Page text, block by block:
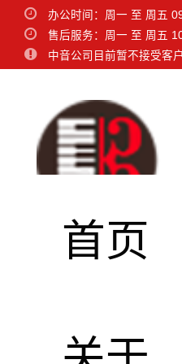
办公时间：周一 至 周五
售后服务：周一 至 周五
中音公司目前暂不接受客
首页